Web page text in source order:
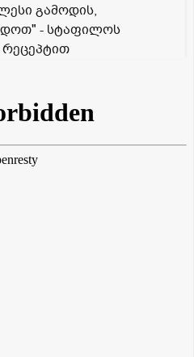
გამოდის,
- სტაფილოს